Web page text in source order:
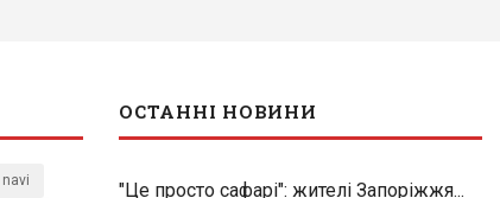
navi
ОСТАННІ НОВИНИ
"Це просто сафарі": жителі Запоріжжя...